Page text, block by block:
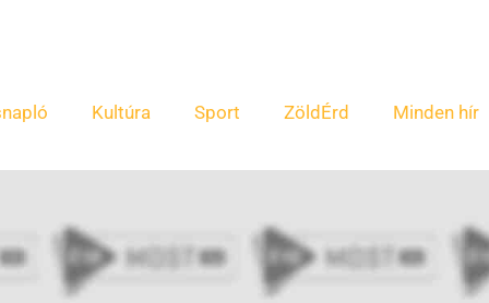
Kultúra Sport ZöldÉrd Minden hír